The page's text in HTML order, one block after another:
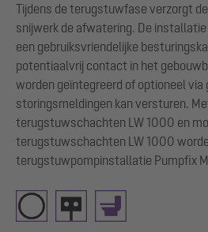
Tijdens de terugstuwfase verzorgt
snijwerk de afwatering. De
een gebruiksvriendelijke
potentiaalvrij contact in het
worden geïntegreerd of optioneel
storingsmeldingen kan versturen.
terugstuwschachten LW 1000 en
terugstuwschachten LW 1000
terugstuwpompinstallatie Pumpfix